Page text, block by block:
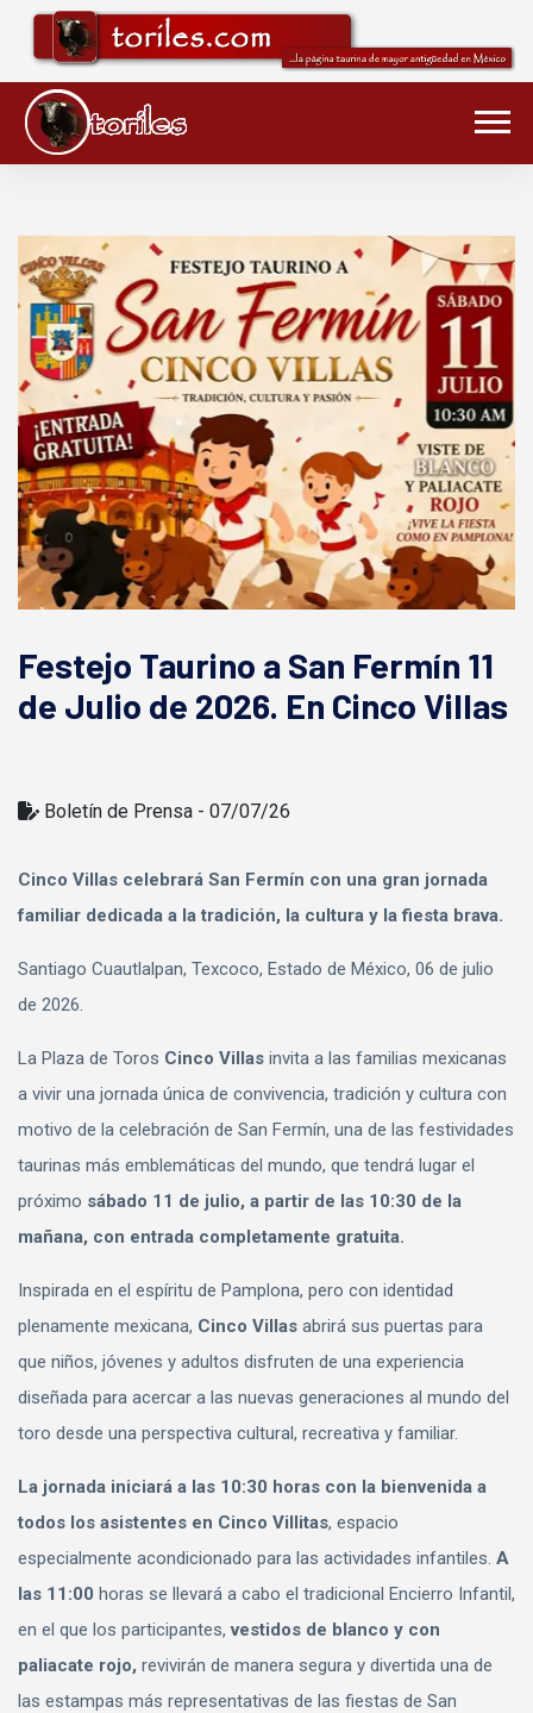
Festejo Taurino a San Fermín 11
de Julio de 2026. En Cinco Villas
Boletí­n de Prensa - 07/07/26
Cinco Villas celebrará San Fermín con una gran jornada
familiar dedicada a la tradición, la cultura y la fiesta brava.
Santiago Cuautlalpan, Texcoco, Estado de México, 06 de julio
de 2026.
La Plaza de Toros Cinco Villas invita a las familias mexicanas
a vivir una jornada única de convivencia, tradición y cultura con
motivo de la celebración de San Fermín, una de las festividades
taurinas más emblemáticas del mundo, que tendrá lugar el
próximo sábado 11 de julio, a partir de las 10:30 de la
mañana, con entrada completamente gratuita.
Inspirada en el espíritu de Pamplona, pero con identidad
plenamente mexicana, Cinco Villas abrirá sus puertas para
que niños, jóvenes y adultos disfruten de una experiencia
diseñada para acercar a las nuevas generaciones al mundo del
toro desde una perspectiva cultural, recreativa y familiar.
La jornada iniciará a las 10:30 horas con la bienvenida a
todos los asistentes en Cinco Villitas, espacio
especialmente acondicionado para las actividades infantiles. A
las 11:00 horas se llevará a cabo el tradicional Encierro Infantil,
en el que los participantes, vestidos de blanco y con
paliacate rojo, revivirán de manera segura y divertida una de
las estampas más representativas de las fiestas de San